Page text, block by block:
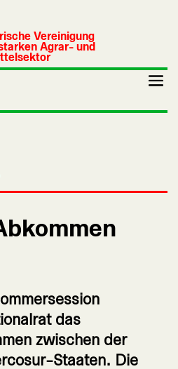
Vereinigung
Agrar- und
das
zwischen der
Staaten. Die